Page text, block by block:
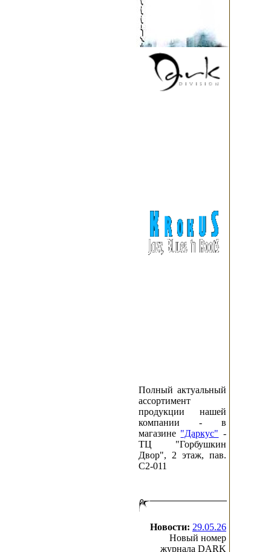
Полный актуальный
ассортимент
продукции нашей
компании - в
магазине "Даркус" -
ТЦ "Горбушкин
Двор", 2 этаж, пав.
C2-011
Новости: 29.05.26
Новый номер
журнала DARK